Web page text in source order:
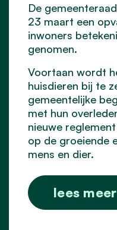
De
23 maart een
inwoners
genomen.
Voortaan wordt
huisdieren bij te
gemeentelijke
met hun
nieuwe
op de groeiende
mens en dier.
lees meer